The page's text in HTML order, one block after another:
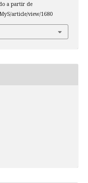
a partir de
article/view/1680